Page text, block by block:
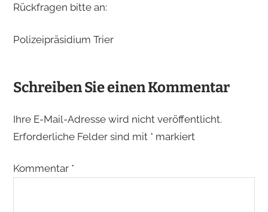
Rückfragen bitte an:
Polizeipräsidium Trier
Schreiben Sie einen Kommentar
Ihre E-Mail-Adresse wird nicht veröffentlicht.
Erforderliche Felder sind mit *markiert
Kommentar *